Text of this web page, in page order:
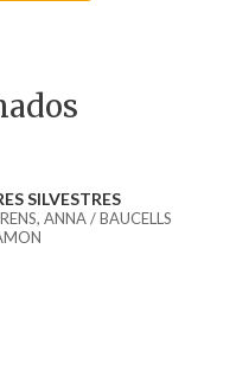
SILVESTRES
ANNA / BAUCELLS